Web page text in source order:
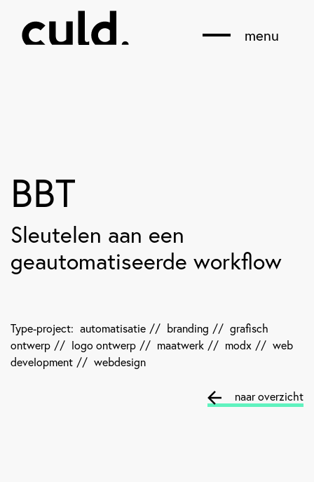
menu
BBT
Sleutelen aan een
geautomatiseerde workflow
Type-project: automatisatie // branding // grafisch
ontwerp // logo ontwerp // maatwerk // modx // web
development // webdesign
naar overzicht